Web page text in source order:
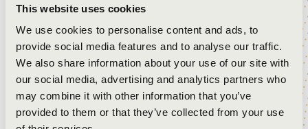
This website uses cookies
We use cookies to personalise content and ads, to
provide social media features and to analyse our traffic.
We also share information about your use of our site with
our social media, advertising and analytics partners who
may combine it with other information that you’ve
provided to them or that they’ve collected from your use